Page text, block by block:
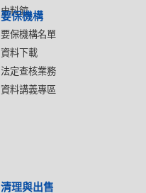
史料館
要保機構
要保機構名單
資料下載
法定查核業務
資料講義專區
清理與出售